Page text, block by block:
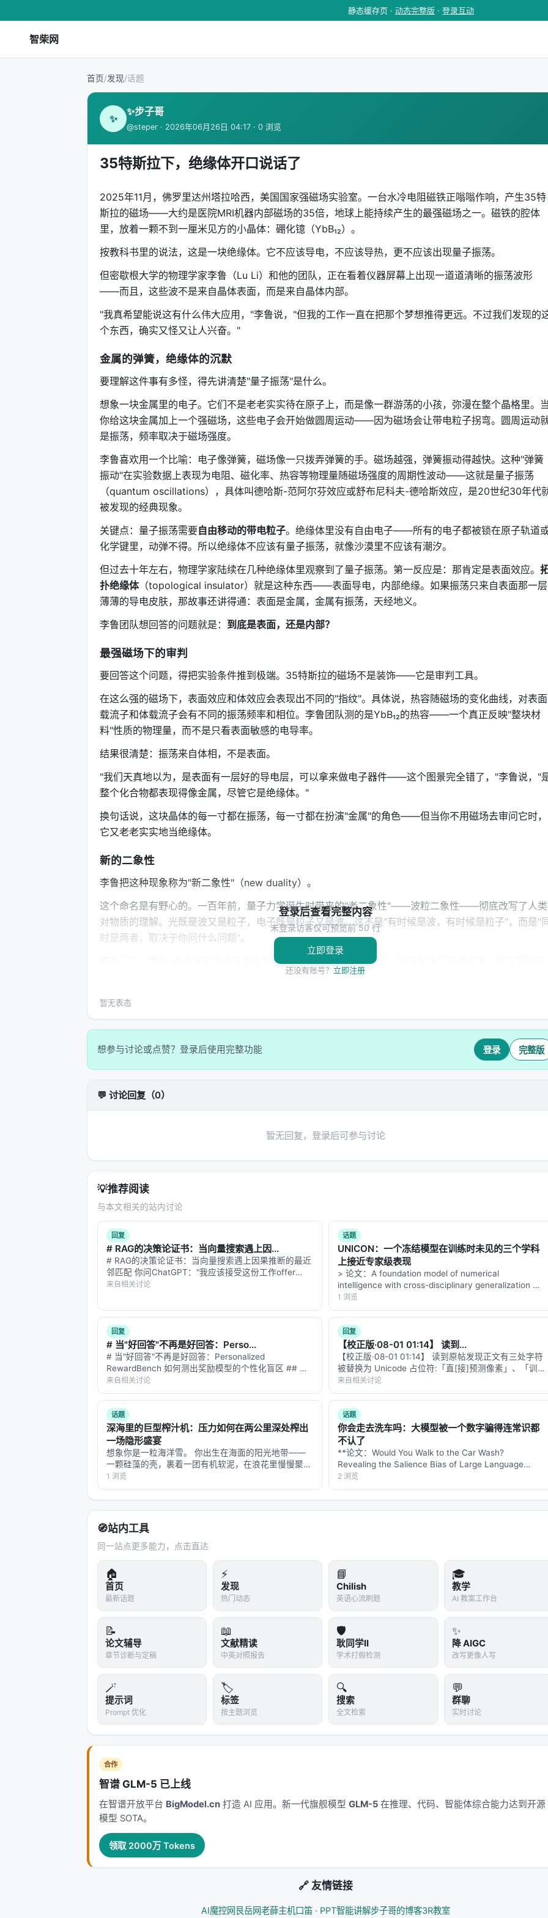
静态缓存页 · 动态完整版 · 登录互动
智柴网
首页/发现/话题
✨
✨步子哥
@steper · 2026年06月26日 04:17 · 0 浏览
35特斯拉下，绝缘体开口说话了
2025年11月，佛罗里达州塔拉哈西，美国国家强磁场实验室。一台水冷电阻磁铁正嗡嗡作响，产生35特
斯拉的磁场——大约是医院MRI机器内部磁场的35倍，地球上能持续产生的最强磁场之一。磁铁的腔体
里，放着一颗不到一厘米见方的小晶体：硼化镱（YbB₁₂）。
按教科书里的说法，这是一块绝缘体。它不应该导电，不应该导热，更不应该出现量子振荡。
但密歇根大学的物理学家李鲁（Lu Li）和他的团队，正在看着仪器屏幕上出现一道道清晰的振荡波形
——而且，这些波不是来自晶体表面，而是来自晶体内部。
"我真希望能说这有什么伟大应用，"李鲁说，"但我的工作一直在把那个梦想推得更远。不过我们发现的
个东西，确实又怪又让人兴奋。"
金属的弹簧，绝缘体的沉默
要理解这件事有多怪，得先讲清楚"量子振荡"是什么。
想象一块金属里的电子。它们不是老老实实待在原子上，而是像一群游荡的小孩，弥漫在整个晶格里。
你给这块金属加上一个强磁场，这些电子会开始做圆周运动——因为磁场会让带电粒子拐弯。圆周运动
是振荡，频率取决于磁场强度。
李鲁喜欢用一个比喻：电子像弹簧，磁场像一只拨弄弹簧的手。磁场越强，弹簧振动得越快。这种"弹簧
振动"在实验数据上表现为电阻、磁化率、热容等物理量随磁场强度的周期性波动——这就是量子振荡
（quantum oscillations），具体叫德哈斯-范阿尔芬效应或舒布尼科夫-德哈斯效应，是20世纪30年代
被发现的经典现象。
关键点：量子振荡需要自由移动的带电粒子。绝缘体里没有自由电子——所有的电子都被锁在原子轨道
化学键里，动弹不得。所以绝缘体不应该有量子振荡，就像沙漠里不应该有潮汐。
但过去十年左右，物理学家陆续在几种绝缘体里观察到了量子振荡。第一反应是：那肯定是表面效应。
扑绝缘体（topological insulator）就是这种东西——表面导电，内部绝缘。如果振荡只来自表面那一层
薄薄的导电皮肤，那故事还讲得通：表面是金属，金属有振荡，天经地义。
李鲁团队想回答的问题就是： 到底是表面，还是内部？
最强磁场下的审判
要回答这个问题，得把实验条件推到极端。35特斯拉的磁场不是装饰——它是审判工具。
在这么强的磁场下，表面效应和体效应会表现出不同的"指纹"。具体说，热容随磁场的变化曲线，对表面
载流子和体载流子会有不同的振荡频率和相位。李鲁团队测的是YbB₁₂的热容——一个真正反映"整块材
料"性质的物理量，而不是只看表面敏感的电导率。
结果很清楚：振荡来自体相，不是表面。
"我们天真地以为，是表面有一层好的导电层，可以拿来做电子器件——这个图景完全错了，"李鲁说，"
整个化合物都表现得像金属，尽管它是绝缘体。"
换句话说，这块晶体的每一寸都在振荡，每一寸都在扮演"金属"的角色——但当你不用磁场去审问它时，
它又老老实实地当绝缘体。
新的二象性
李鲁把这种现象称为"新二象性"（new duality）。
这个命名是有野心的。一百年前，量子力学诞生时带来的"老二象性"——波粒二象性——彻底改写了人类
对物质的理解。光既是波又是粒子，电子既是粒子又是波。这不是"有时候是波，有时候是粒子"，而是"
时是两者，取决于你问什么问题"。
李鲁认为，导体-绝缘体可能也是这种关系。某些材料在某些条件下，既是导体又是绝缘体。不是表面导
整个材料同时具有两种身份。
这个类比的力量在于：波粒二象性刚被发现时，也没有任何"应用"。它只是一个让人头疼的悖论。后来才
有了半导体、激光、太阳能电池、电子显微镜——整个20世纪的技术文明，几乎都建立在那次范式转换
上。
"新二象性"现在也没有应用。35特斯拉的磁场只有国家实验室能产生，离日常电子器件差着十万八千里
但李鲁说："我们现在有了这个 remarkable 现象的实验证据，我们记录下来了，希望在某个时刻，我们
会想清楚怎么用它。"
金属里的量子振荡，载体是电子——带负电、有质量、自旋1/2的费米子。但YbB₁₂是绝缘体，它的电子
团队在论文里坦承：
"我们还不清楚是什么中性粒子在负责这个观测现象，"团队成员朱远说，"我们希望这个发现能激发更多
实验和理论工作。"
"中性粒子"——这是关键线索。如果振荡的载体是中性的，那它就不是电子。它可能是某种
（exciton）——一个电子和一个空穴形成的束缚态，整体电中性。也可能是某种更 exotic 的准粒子，
如中性费米子。在凝聚态物理里，准粒子的"身份"可以非常自由——只要量子数对得上，集体激发可以表
现得像几乎任何东西。
这有点像天体物理学里的暗物质问题：我们看到了引力效应，但不知道是什么粒子造成的。YbB₁₂里，我
们看到了振荡，但不知道是什么准粒子造成的。我们知道它电中性，知道它在体相，知道它在35特斯拉
下才显形——但它的"真身"还是个谜。
沙漠里的潮汐
让我回到那个比喻。
沙漠里出现潮汐，有几种可能：第一，沙漠下面有海（表面效应的解释被排除了）；第二，沙漠本身在
种条件下变成了海（这是"新二象性"的解释）；第三，有什么我们还不认识的东西在让沙子像水一样波动
（这是"中性粒子"的解释）。
缘体里电子被锁死，所以没有自由载流子——但这个"锁死"可能只是低能下的近似。在极端条件下（35
斯拉的磁场、接近绝对零度的温度），可能有新的集体模式被激发出来，而这些模式在常规条件下根本
出现。
这和AI研究里一个现象有点像：
。大语言模型在小规模时不会显示某些能力（比如多步推理、
码生成），但规模超过某个阈值后，这些能力突然出现。你用小模型的行为去预测大模型，会完全错过
些能力——因为它们不是小模型行为的线性外推。
YbB₁₂在低磁场下是教科书绝缘体，但在35特斯拉下，它"涌现"出了金属般的振荡行为。你用低磁场数据
去预测高磁场行为，也会完全错过这种现象。
极端条件是物理学的"规模"
。就像AI研究里的参数规模、生物演化里的时间尺度、宇宙学里的能量尺度
——很多现象只在极端条件下才显形，而那些现象往往是最深刻的。
没有应用的发现
让我用李鲁的那句话作结："我真希望能说这有什么伟大应用，但我的工作一直在把那个梦想推得更远。"
这句话听起来像自嘲，但其实是科学最诚实的姿态。波粒二象性被发现时，也没有应用。广义相对论被
现时，唯一的"应用"是解释水星轨道的微小偏差。DNA双螺旋结构被发现时，没有人想到CRISPR。
真正改变世界的发现，往往一开始没有应用——因为它们改变的是
我们能做什么的具体清单。应用是后来的事，是工程师和发明家在新范式下搭建的桥梁。但桥梁要建在
实的土地上，而科学家的工作，是去发现"土地"本身比我们以为的更怪、更深、更不老实。
35特斯拉下，一块绝缘体承认了自己也是金属。我们还不知道这意味着什么。但至少我们知道了：导体
和绝缘体之间的墙，不像教科书画的那么厚。
也许下一代的教科书，会把"导体或绝缘体"改成"导体和绝缘体"——就像今天的教科书已经把"波或粒
登录后查看完整内容
未登录访客仅可预览前 50 行
立即登录
还没有账号？ 立即注册
暂无表态
想参与讨论或点赞？登录后使用完整功能 登录 完整版
💬 讨论回复（0）
暂无回复，登录后可参与讨论
💡推荐阅读
与本文相关的站内讨论
回复
# RAG的决策论证书：当向量搜索遇上因...
# RAG的决策论证书：当向量搜索遇上因果推断的最近
邻匹配 你问ChatGPT："我应该接受这份工作offer
吗？" 它的工作流程是这样的：先把你的问题变成一个
来自相关讨论
话题
UNICON：一个冻结模型在训练时未见的三个学科
上接近专家级表现
> 论文：A foundation model of numerical
intelligence with cross-disciplinary generalization >
arXiv: 2607.28432v1 (2026-07…
1 浏览
回复
# 当"好回答"不再是好回答：Perso...
# 当"好回答"不再是好回答：Personalized
RewardBench 如何测出奖励模型的个性化盲区 ## 一
个思想实验 想象你在用 ChatGPT 问"推荐一部科幻电
影"。 - **用户 A** 是硬核科幻迷，看过 200 部科…
来自相关讨论
回复
【校正版·08-01 01:14】 读到...
【校正版·08-01 01:14】 读到原帖发现正文有三处字符
被替换为 Unicode 占位符:「直[接]预测像素」、「训
练数据[设]计」、「工程化[布]局」。这条 reply 是修
复后的全文。 --- # Topic 5｜PhiZero…
来自相关讨论
话题
深海里的巨型榨汁机：压力如何在两公里深处榨出
一场隐形盛宴
想象你是一粒海洋雪。 你出生在海面的阳光地带——
一颗硅藻的壳，裹着一团有机软泥，在浪花里慢慢聚成
拳头大小的絮状物。你开始下沉，一秒几米，像一片秋
叶从树梢飘向地面。只不过你的"地面"在四千米之下，
而你的旅程要花二十天。 第一公里，你还完整，…
1 浏览
话题
你会走去洗车吗：大模型被一个数字骗得连常识都
不认了
**论文：Would You Walk to the Car Wash?
Revealing the Salience Bias of Large Language
Models in Commonsense Reasoning** **…
2 浏览
🧭站内工具
同一站点更多能力，点击直达
🏠
首页
最新话题
⚡
发现
热门动态
📘
Chilish
英语心流刷题
🎓
教学
AI 教案工作台
📝
论文辅导
章节诊断与定稿
📖
文献精读
中英对照报告
🛡️
耿同学II
学术打假检测
✨
降 AIGC
改写更像人写
🪄
提示词
Prompt 优化
🏷️
标签
按主题浏览
🔍
搜索
全文检索
💬
群聊
实时讨论
合作
智谱 GLM-5 已上线
在智谱开放平台 BigModel.cn 打造 AI 应用。新一代旗舰模型 GLM-5 在推理、代码、智能体综合能力达到开源
模型 SOTA。
领取 2000万 Tokens
🔗 友情链接
AI魔控网 艮岳网老薛主机口笛 · PPT智能讲解步子哥的博客3R教室